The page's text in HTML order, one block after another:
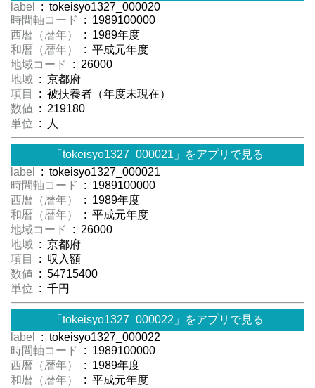
label
: tokeisyo1327_000020
時間軸コード
: 1989100000
西暦（暦年）
: 1989年度
和暦（暦年）
: 平成元年度
地域コード
: 26000
地域 : 京都府
項目
: 被扶養者（年度末現在）
数値 : 219180
単位 : 人
「tokeisyo1327_000021」をアプリで見る
label
: tokeisyo1327_000021
時間軸コード
: 1989100000
西暦（暦年）
: 1989年度
和暦（暦年）
: 平成元年度
地域コード
: 26000
地域 : 京都府
項目
: 収入額
数値 : 54715400
単位 : 千円
「tokeisyo1327_000022」をアプリで見る
label
: tokeisyo1327_000022
時間軸コード
: 1989100000
西暦（暦年）
: 1989年度
和暦（暦年）
: 平成元年度